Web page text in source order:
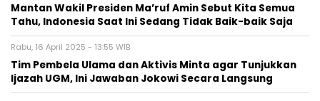
Mantan Wakil Presiden Ma’ruf Amin Sebut Kita Semua
Tahu, Indonesia Saat Ini Sedang Tidak Baik-baik Saja
Rabu, 16 April 2025 - 13:55 WIB
Tim Pembela Ulama dan Aktivis Minta agar Tunjukkan
Ijazah UGM, Ini Jawaban Jokowi Secara Langsung